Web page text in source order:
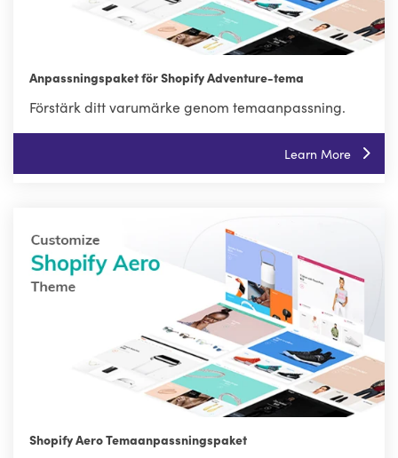
Anpassningspaket för Shopify Adventure-tema
Förstärk ditt varumärke genom temaanpassning.
Learn More
Shopify Aero Temaanpassningspaket